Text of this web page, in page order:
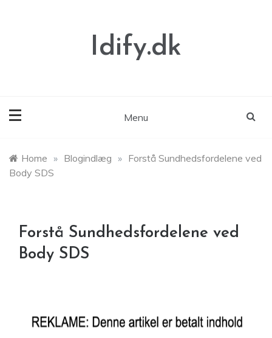
Idify.dk
Menu
Home » Blogindlæg » Forstå Sundhedsfordelene ved
Body SDS
Forstå Sundhedsfordelene ved
Body SDS